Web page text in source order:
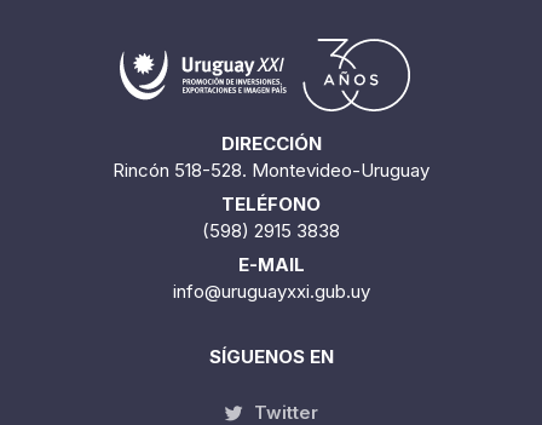
DIRECCIÓN
Rincón 518-528. Montevideo-Uruguay
TELÉFONO
(598) 2915 3838
E-MAIL
info@uruguayxxi.gub.uy
SÍGUENOS EN
Twitter